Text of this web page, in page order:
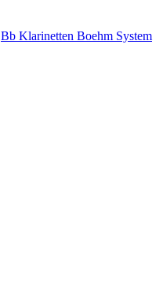
Bb Klarinetten Boehm System